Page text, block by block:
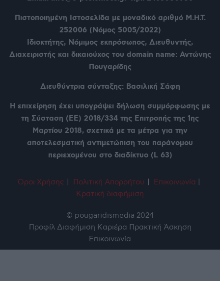
Πιστοποιημένη Ιστοσελίδα με μοναδικό αριθμό Μ.Η.Τ.
252006 (Νόμος 5005/2022)
Ιδιοκτήτης, Νόμιμος εκπρόσωπος, Διευθυντής,
Διαχειριστής και δικαιούχος του domain name: Αντώνης
Πουγαρίδης
Διευθύντρια σύνταξης: Βασιλική Σάφη
Η επιχείρηση έχει υπογράψει δήλωση συμμόρφωσης με
τη Σύσταση (ΕΕ) 2018/334 της Επιτροπής της 1ης
Μαρτίου 2018, σχετικά με τα μέτρα για την
αποτελεσματική αντιμετώπιση του παράνομου
περιεχομένου στο διαδίκτυο (L 63)
Όροι Χρήσης Πολιτική Απορρήτου Επικοινωνία
Κρατική διαφήμιση
© pougaridismedia 2024
Προφίλ Διαφήμιση Καριέρα Πρακτική Άσκηση
Επικοινωνία